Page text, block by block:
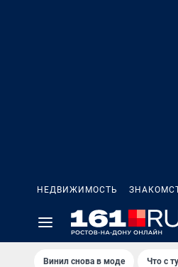
НЕДВИЖИМОСТЬ
Винил снова в моде Что с